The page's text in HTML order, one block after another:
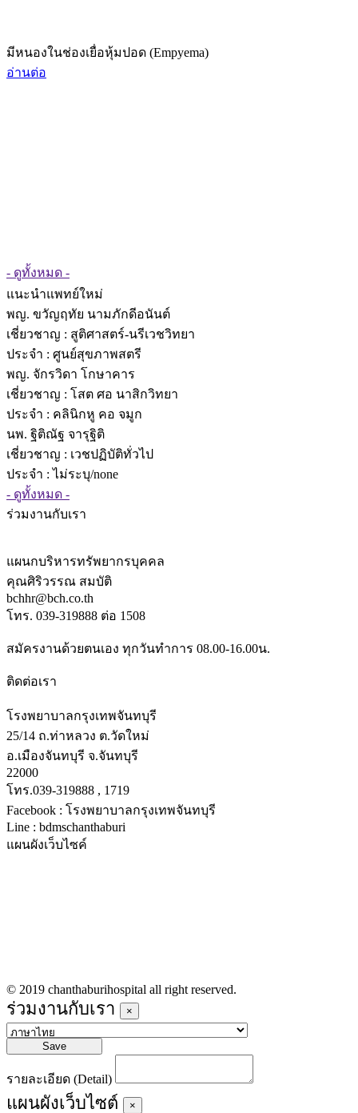
มีหนองในช่องเยื่อหุ้มปอด (Empyema)
อ่านต่อ
- ดูทั้งหมด -
แนะนำแพทย์ใหม่
พญ. ขวัญฤทัย นามภักดีอนันต์
เชี่ยวชาญ : สูติศาสตร์-นรีเวชวิทยา
ประจำ : ศูนย์สุขภาพสตรี
พญ. จักรวิดา โกษาคาร
เชี่ยวชาญ : โสต ศอ นาสิกวิทยา
ประจำ : คลินิกหู คอ จมูก
นพ. ฐิติณัฐ จารุฐิติ
เชี่ยวชาญ : เวชปฏิบัติทั่วไป
ประจำ : ไม่ระบุ/none
- ดูทั้งหมด -
ร่วมงานกับเรา
แผนกบริหารทรัพยากรบุคคล
คุณศิริวรรณ สมบัติ
bchhr@bch.co.th
โทร. 039-319888 ต่อ 1508
สมัครงานด้วยตนเอง ทุกวันทำการ 08.00-16.00น.
ติดต่อเรา
โรงพยาบาลกรุงเทพจันทบุรี
25/14 ถ.ท่าหลวง ต.วัดใหม่
อ.เมืองจันทบุรี จ.จันทบุรี
22000
โทร.039-319888 , 1719
Facebook : โรงพยาบาลกรุงเทพจันทบุรี
Line : bdmschanthaburi
แผนผังเว็บไซค์
© 2019 chanthaburihospital all right reserved.
ร่วมงานกับเรา ×
Save
รายละเอียด (Detail)
แผนผังเว็บไซต์ ×